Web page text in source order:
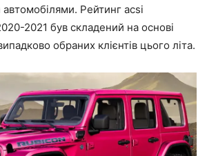
автомобілями. Рейтинг acsi
2021 був складений на основі
обраних клієнтів цього літа.